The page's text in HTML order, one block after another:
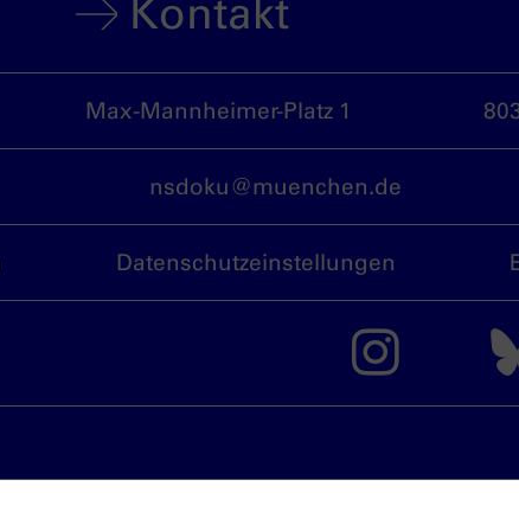
Kontakt
Max-Mannheimer-Platz 1
nsdoku@muenchen.de
Datenschutzeinstellungen
Das